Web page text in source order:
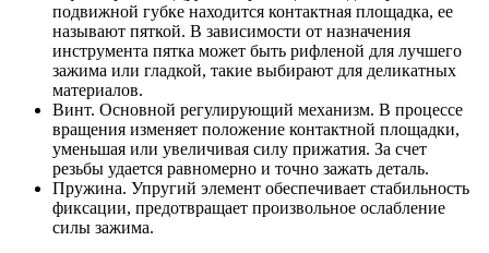
подвижной губке находится контактная площадка, ее
называют пяткой. В зависимости от назначения
инструмента пятка может быть рифленой для лучшего
зажима или гладкой, такие выбирают для деликатных
материалов.
Винт. Основной регулирующий механизм. В процессе
вращения изменяет положение контактной площадки,
уменьшая или увеличивая силу прижатия. За счет
резьбы удается равномерно и точно зажать деталь.
Пружина. Упругий элемент обеспечивает стабильность
фиксации, предотвращает произвольное ослабление
силы зажима.